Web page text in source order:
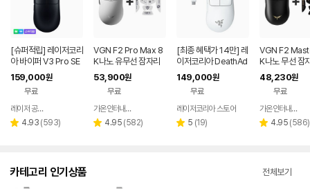
[슈퍼적립] 레이저코리
아 바이퍼 V3 Pro SE
바브삼 e스포츠 무선
게이밍 마우스
159,000원
무료
페이
레이저 공식스토어
별 4.93 리
(593)
VGN F2 Pro Max 8
K나노 유무선 잠자리
게이밍 마우스 화이트
53,900원
무료
페이
가온인터내셔날
별 4.95 리
(582)
[최종 혜택가 14만] 레
이저코리아 DeathAd
der V3 Pro e스포츠
무선 게이밍 마우스 화
이트
149,000원
무료
레이저코리아 스토어
별 5 리
(19)
VGN F2
K나노 무선 잠
이밍 마우스+
프 블랙
48,230원
무료
가온인터내셔날
별 4.95 리
(586)
카테고리 인기상품 전체보기